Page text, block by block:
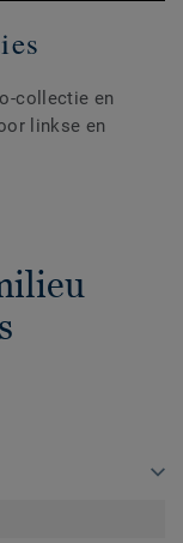
collectie en
linkse en